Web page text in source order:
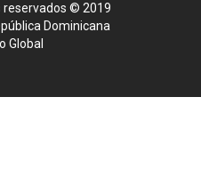
reservados © 2019
Dominicana
Global